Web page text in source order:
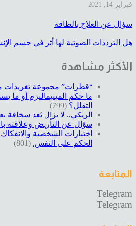
فبراير 14, 2021
سؤال عن العلاج بالطاقة
هل الترددات الصوتية لها أثر في جسم
الأكثر مشاهدة
“قطرات” مجموعة تغريدات
ما حكم المينيماليزم أو ما
التقلل؟ (799)
الريكي.. لا يزال يُعد سخافة
سؤال عن التأريض وعلاقته
اختبارات الشخصية
الحكم على النفس. (801)
المتابعة
Telegram
Telegram